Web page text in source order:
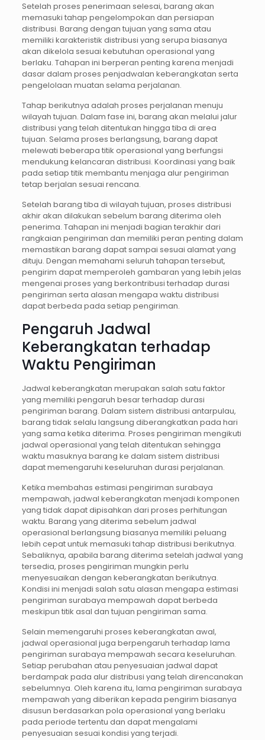
Setelah proses penerimaan selesai, barang akan
memasuki tahap pengelompokan dan persiapan
distribusi. Barang dengan tujuan yang sama atau
memiliki karakteristik distribusi yang serupa biasanya
akan dikelola sesuai kebutuhan operasional yang
berlaku. Tahapan ini berperan penting karena menjadi
dasar dalam proses penjadwalan keberangkatan serta
pengelolaan muatan selama perjalanan.
Tahap berikutnya adalah proses perjalanan menuju
wilayah tujuan. Dalam fase ini, barang akan melalui jalur
distribusi yang telah ditentukan hingga tiba di area
tujuan. Selama proses berlangsung, barang dapat
melewati beberapa titik operasional yang berfungsi
mendukung kelancaran distribusi. Koordinasi yang baik
pada setiap titik membantu menjaga alur pengiriman
tetap berjalan sesuai rencana.
Setelah barang tiba di wilayah tujuan, proses distribusi
akhir akan dilakukan sebelum barang diterima oleh
penerima. Tahapan ini menjadi bagian terakhir dari
rangkaian pengiriman dan memiliki peran penting dalam
memastikan barang dapat sampai sesuai alamat yang
dituju. Dengan memahami seluruh tahapan tersebut,
pengirim dapat memperoleh gambaran yang lebih jelas
mengenai proses yang berkontribusi terhadap durasi
pengiriman serta alasan mengapa waktu distribusi
dapat berbeda pada setiap pengiriman.
Pengaruh Jadwal
Keberangkatan terhadap
Waktu Pengiriman
Jadwal keberangkatan merupakan salah satu faktor
yang memiliki pengaruh besar terhadap durasi
pengiriman barang. Dalam sistem distribusi antarpulau,
barang tidak selalu langsung diberangkatkan pada hari
yang sama ketika diterima. Proses pengiriman mengikuti
jadwal operasional yang telah ditentukan sehingga
waktu masuknya barang ke dalam sistem distribusi
dapat memengaruhi keseluruhan durasi perjalanan.
Ketika membahas estimasi pengiriman surabaya
mempawah, jadwal keberangkatan menjadi komponen
yang tidak dapat dipisahkan dari proses perhitungan
waktu. Barang yang diterima sebelum jadwal
operasional berlangsung biasanya memiliki peluang
lebih cepat untuk memasuki tahap distribusi berikutnya.
Sebaliknya, apabila barang diterima setelah jadwal yang
tersedia, proses pengiriman mungkin perlu
menyesuaikan dengan keberangkatan berikutnya.
Kondisi ini menjadi salah satu alasan mengapa estimasi
pengiriman surabaya mempawah dapat berbeda
meskipun titik asal dan tujuan pengiriman sama.
Selain memengaruhi proses keberangkatan awal,
jadwal operasional juga berpengaruh terhadap lama
pengiriman surabaya mempawah secara keseluruhan.
Setiap perubahan atau penyesuaian jadwal dapat
berdampak pada alur distribusi yang telah direncanakan
sebelumnya. Oleh karena itu, lama pengiriman surabaya
mempawah yang diberikan kepada pengirim biasanya
disusun berdasarkan pola operasional yang berlaku
pada periode tertentu dan dapat mengalami
penyesuaian sesuai kondisi yang terjadi.